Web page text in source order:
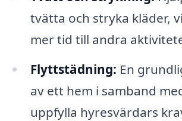
tvätta och stryka kläder,
mer tid till andra
Flyttstädning: En
av ett hem i samband
uppfylla hyresvärdars